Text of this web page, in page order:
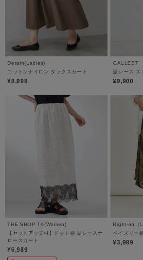
Dessin(Ladies)
コットンナイロン タックスカート
¥8,998
GALLEST
裾レース ス
¥9,900
THE SHOP TK(Women)
【セットアップ可】ドット柄 裾レースナ
ロースカート
¥6,989
Right-on（
ペイズリー
¥3,989